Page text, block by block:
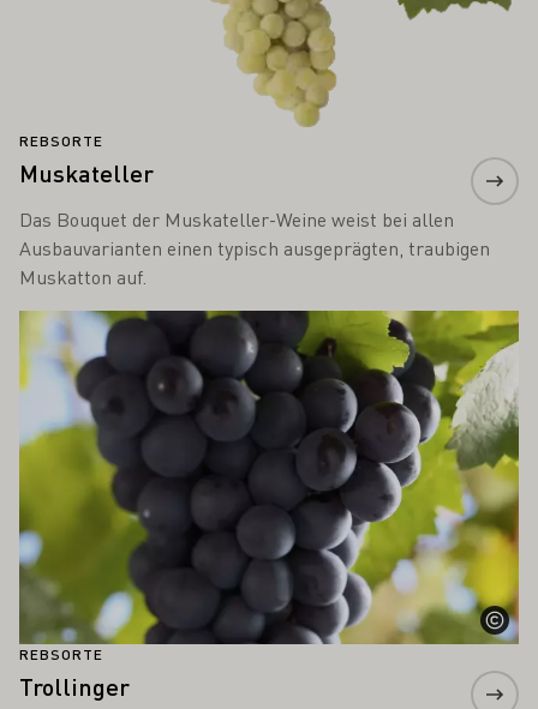
REBSORTE
Muskateller
Das Bouquet der Muskateller-Weine weist bei allen
Ausbauvarianten einen typisch ausgeprägten, traubigen
Muskatton auf.
REBSORTE
Trollinger
Mehr erfahren